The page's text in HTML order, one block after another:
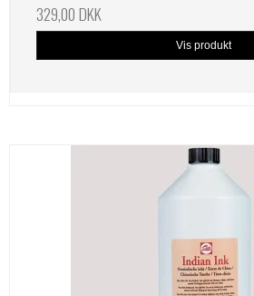
329,00 DKK
Vis produkt